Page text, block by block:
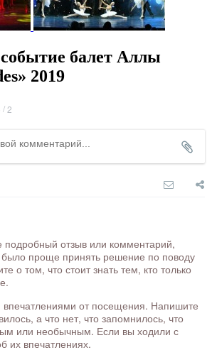
балет Аллы
2019
/2
подробный отзыв или комментарий,
проще принять решение по поводу
о том, что стоит знать тем, кто только
впечатлениями от посещения. Напишите
а что нет, что запомнилось, что
или необычным. Если вы ходили с
их впечатлениях.